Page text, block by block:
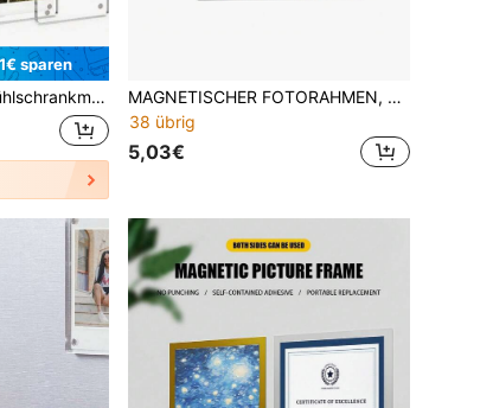
sparen
Kühlschrank Dekoration, minimalistisches Design, moderne Ausstellung, hochwertige Magnete, stabile Struktur, Geschenk für Käufer, Wohndekoration
MAGNETISCHER FOTORAHMEN, HÄLT BILDER IN DER GRÖSSE 4X6 ZOLL (CA. 10,2 X 15,2 CM), WIEDERVERWENDBARER SCHWARZER MAGNET-FOTOSET FÜR KÜHLSCHRANK, SPIND, BÜROSCHRÄNKE, KOSTENLOSE ABNEHMBARE KÜHLSCHRANKFLIESE
38 übrig
5,03€